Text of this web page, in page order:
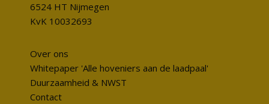
6524 HT Nijmegen
KvK 10032693
Over ons
Whitepaper 'Alle hoveniers aan de laadpaal'
Duurzaamheid & NWST
Contact